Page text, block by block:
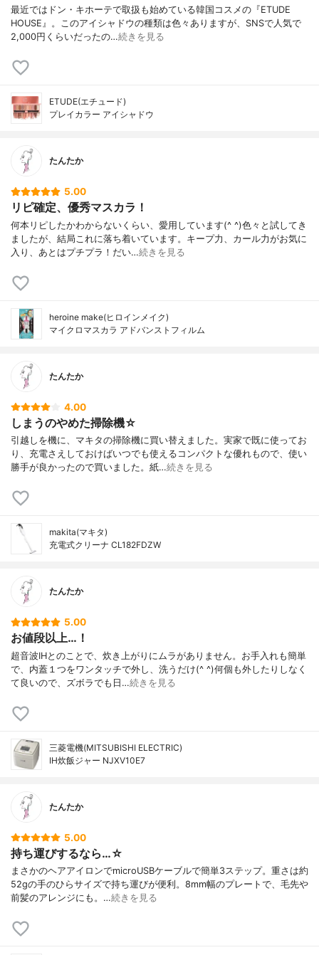
最近ではドン・キホーテで取扱も始めている韓国コスメの『ETUDE
HOUSE』。このアイシャドウの種類は色々ありますが、SNSで人気で
2,000円くらいだったの…続きを見る
ETUDE(エチュード)
プレイカラー アイシャドウ
たんたか
5.00
リピ確定、優秀マスカラ！
何本リピしたかわからないくらい、愛用しています(^ ^)色々と試してき
ましたが、結局これに落ち着いています。キープ力、カール力がお気に
入り、あとはプチプラ！だい…続きを見る
heroine make(ヒロインメイク)
マイクロマスカラ アドバンストフィルム
たんたか
4.00
しまうのやめた掃除機☆
引越しを機に、マキタの掃除機に買い替えました。実家で既に使ってお
り、充電さえしておけばいつでも使えるコンパクトな優れもので、使い
勝手が良かったので買いました。紙…続きを見る
makita(マキタ)
充電式クリーナ CL182FDZW
たんたか
5.00
お値段以上…！
超音波IHとのことで、炊き上がりにムラがありません。お手入れも簡単
で、内蓋１つをワンタッチで外し、洗うだけ(^ ^)何個も外したりしなく
て良いので、ズボラでも日…続きを見る
三菱電機(MITSUBISHI ELECTRIC)
IH炊飯ジャー NJXV10E7
たんたか
5.00
持ち運びするなら…☆
まさかのヘアアイロンでmicroUSBケーブルで簡単3ステップ。重さは約
52gの手のひらサイズで持ち運びが便利。8mm幅のプレートで、毛先や
前髪のアレンジにも。…続きを見る